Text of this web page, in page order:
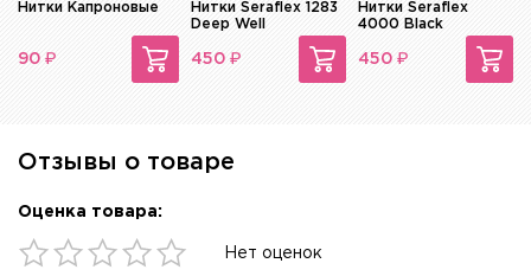
Нитки Капроновые
90 ₽
Нитки Seraflex 1283
Deep Well
450 ₽
Нитки Seraflex
4000 Black
450 ₽
Отзывы о товаре
Оценка товара:
Нет оценок